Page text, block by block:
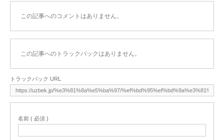
この記事へのコメントはありません。
この記事へのトラックバックはありません。
トラックバック URL
名前 ( 必須 )